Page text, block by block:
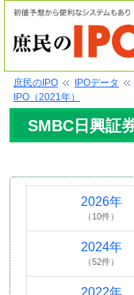
庶民のIPO IPOデータ
IPO（2021年）
SMBC日興証
2026年
（10件）
2024年
（52件）
2022年